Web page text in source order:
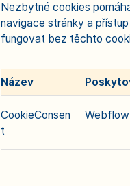
Nezbytné cookies
navigace stránky a
fungovat bez těchto
Název
CookieConsen
t
Webflow